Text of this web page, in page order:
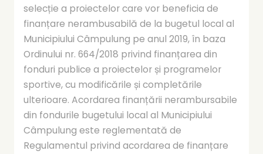
selecție a proiectelor care vor beneficia de
finanțare nerambusabilă de la bugetul local al
Municipiului Câmpulung pe anul 2019, în baza
Ordinului nr. 664/2018 privind finanțarea din
fonduri publice a proiectelor și programelor
sportive, cu modificările și completările
ulterioare. Acordarea finanțării nerambursabile
din fondurile bugetului local al Municipiului
Câmpulung este reglementată de
Regulamentul privind acordarea de finanțare